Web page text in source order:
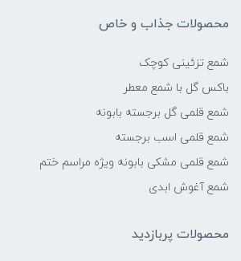
محصولات جذاب و خاص
شمع تزئینی کوچک
باکس گل با شمع معطر
شمع قلمی گل برجسته بابونه
شمع قلمی اسب برجسته
شمع قلمی مشکی بابونه ویژه مراسم ختم
شمع آغوش ابدی
محصولات پربازدید